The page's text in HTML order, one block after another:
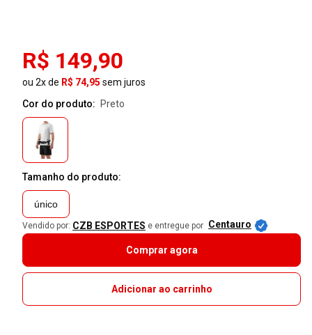
R$ 149,90
ou 2x de R$ 74,95 sem juros
Cor do produto:
preto
Tamanho do produto:
único
Vendido por: CZB ESPORTES e entregue por Centauro
Comprar agora
Adicionar ao carrinho